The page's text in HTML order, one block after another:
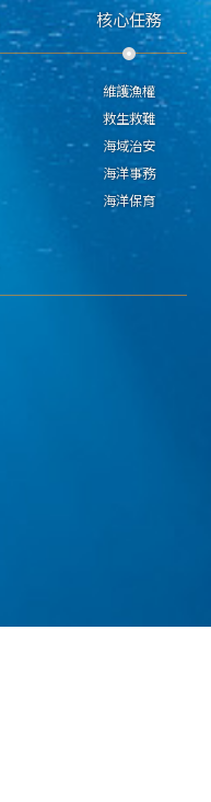
核心任務
維護漁權
救生救難
海域治安
海洋事務
海洋保育